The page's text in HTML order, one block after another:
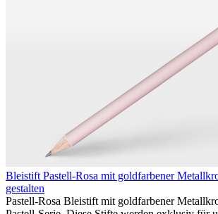
Bleistift Pastell-Rosa mit goldfarbener
gestalten
Pastell-Rosa Bleistift mit goldfarbener